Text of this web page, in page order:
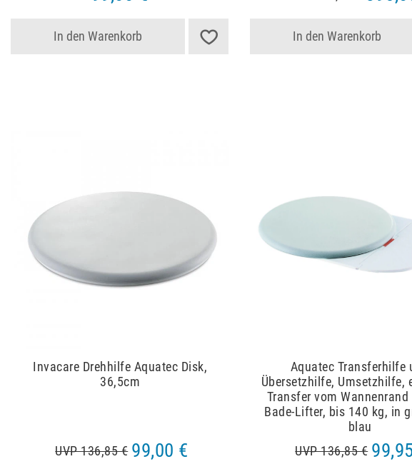
In den Warenkorb In den Warenkorb
Invacare Drehhilfe Aquatec Disk,
36,5cm
UVP 136,85 € 99,00 €
Aquatec Transferhilfe
Übersetzhilfe, Umsetzhilfe,
Transfer vom
Bade-Lifter, bis 140 kg, in
blau
UVP 136,85 €